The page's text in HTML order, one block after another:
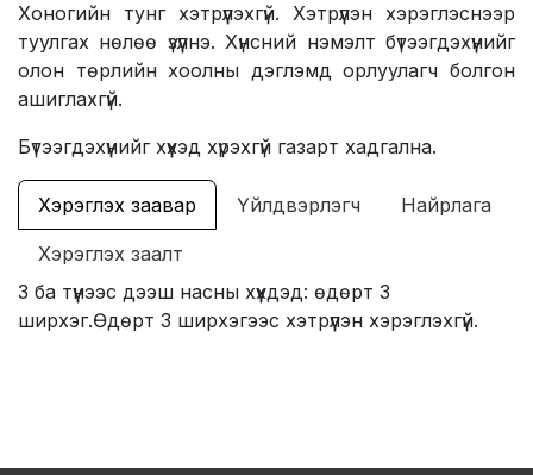
Хоногийн тунг хэтрүүлэхгүй. Хэтрүүлэн хэрэглэснээр
туулгах нөлөө үзүүлнэ. Хүнсний нэмэлт бүтээгдэхүүнийг
олон төрлийн хоолны дэглэмд орлуулагч болгон
ашиглахгүй.
Бүтээгдэхүүнийг хүүхэд хүрэхгүй газарт хадгална.
Хэрэглэх заавар Үйлдвэрлэгч Найрлага
Хэрэглэх заалт
3 ба түүнээс дээш насны хүүхдэд: өдөрт 3
ширхэг.Өдөрт 3 ширхэгээс хэтрүүлэн хэрэглэхгүй.